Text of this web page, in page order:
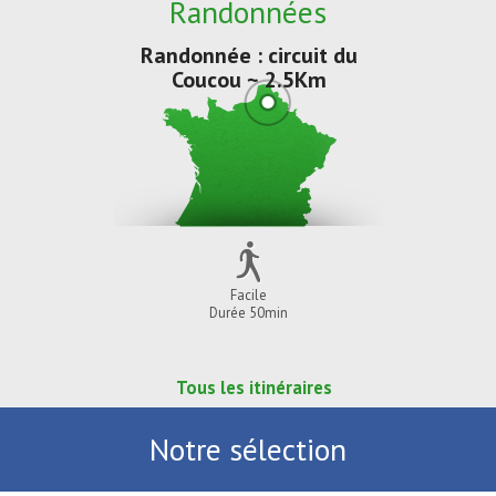
Randonnées
Randonnée : circuit du
Coucou ~ 2.5Km
Facile
Durée 50min
Tous les itinéraires
Notre sélection